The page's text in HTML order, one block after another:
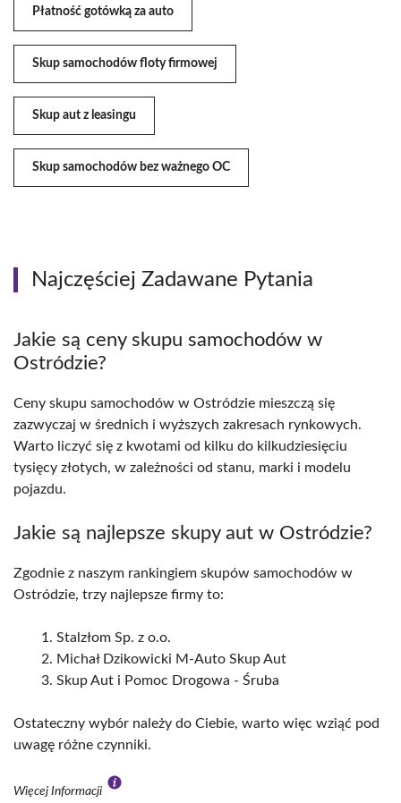
Płatność gotówką za auto
Skup samochodów floty firmowej
Skup aut z leasingu
Skup samochodów bez ważnego OC
Najczęściej Zadawane Pytania
Jakie są ceny skupu samochodów w
Ostródzie?
Ceny skupu samochodów w Ostródzie mieszczą się
zazwyczaj w średnich i wyższych zakresach rynkowych.
Warto liczyć się z kwotami od kilku do kilkudziesięciu
tysięcy złotych, w zależności od stanu, marki i modelu
pojazdu.
Jakie są najlepsze skupy aut w Ostródzie?
Zgodnie z naszym rankingiem skupów samochodów w
Ostródzie, trzy najlepsze firmy to:
Stalzłom Sp. z o.o.
Michał Dzikowicki M-Auto Skup Aut
Skup Aut i Pomoc Drogowa - Śruba
Ostateczny wybór należy do Ciebie, warto więc wziąć pod
uwagę różne czynniki.
Więcej Informacji